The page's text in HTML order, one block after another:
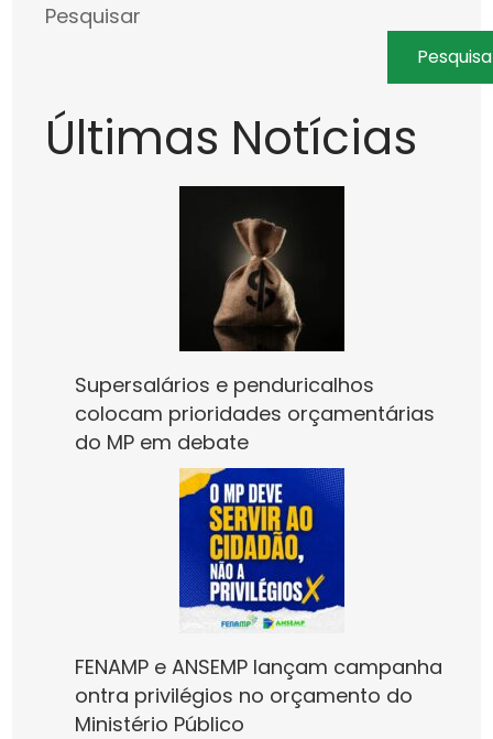
Pesquisar
Últimas Notícias
Supersalários e penduricalhos
colocam prioridades orçamentárias
do MP em debate
FENAMP e ANSEMP lançam campanha
ontra privilégios no orçamento do
Ministério Público